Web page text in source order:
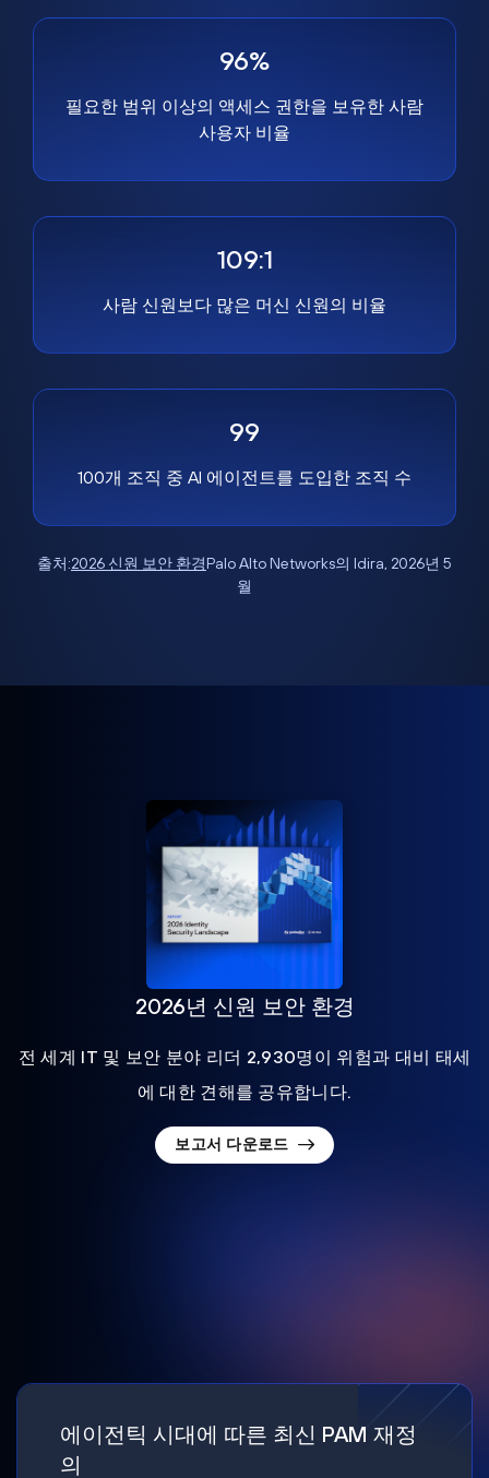
96%
필요한 범위 이상의 액세스 권한을 보유한 사람
사용자 비율
109:1
사람 신원보다 많은 머신 신원의 비율
99
100개 조직 중 AI 에이전트를 도입한 조직 수
출처:2026 신원 보안 환경Palo Alto Networks의 Idira, 2026년 5
월
2026년 신원 보안 환경
전 세계 IT 및 보안 분야 리더 2,930명이 위험과 대비 태세
에 대한 견해를 공유합니다.
보고서 다운로드
에이전틱 시대에 따른 최신 PAM 재정
의